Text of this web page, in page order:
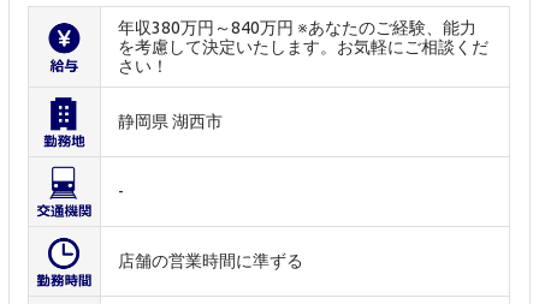
年収380万円～840万円 ※あなたのご経験、能力
を考慮して決定いたします。お気軽にご相談くだ
さい！
静岡県 湖西市
-
店舗の営業時間に準ずる